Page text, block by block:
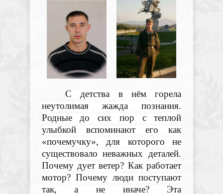
С детства в нём горела
неутолимая жажда познания.
Родные до сих пор с теплой
улыбкой вспоминают его как
«почемучку», для которого не
существовало неважных деталей.
Почему дует ветер? Как работает
мотор? Почему люди поступают
так, а не иначе? Эта